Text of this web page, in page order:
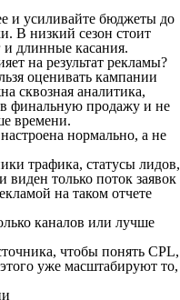
и усиливайте бюджеты до
В низкий сезон стоит
и длинные касания.
на результат рекламы?
оценивать кампании
сквозная аналитика,
в финальную продажу и не
времени.
нормально, а не
трафика, статусы лидов,
только поток заявок
на таком отчете
каналов или лучше
чтобы понять CPL,
уже масштабируют то,